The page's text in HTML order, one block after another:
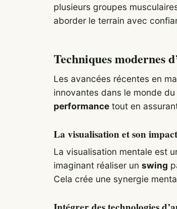
plusieurs groupes
aborder le terrain avec
Techniques modernes
Les avancées récentes en
innovantes dans le monde
performance tout en
La visualisation et son
La visualisation mentale est
imaginant réaliser un swing
Cela crée une synergie